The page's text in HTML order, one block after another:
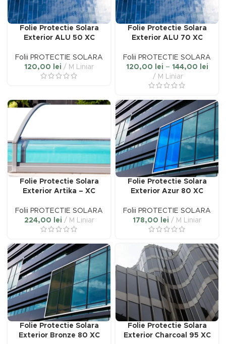
lei
lei
Folie Protectie Solara
Exterior ALU 50 XC
Folii PROTECTIE SOLARA
120,00
lei M Liniar
Folie Protectie Solara
Exterior ALU 70 XC
Folii PROTECTIE SOLARA
120,00
lei – 144,00 lei
până
M Liniar
Folie Protectie Solara
Exterior Artika – XC
Folii PROTECTIE SOLARA
224,00
lei M Liniar
Folie Protectie Solara
Exterior Azur 80 XC
Folii PROTECTIE SOLARA
178,00
lei M Liniar
Folie Protectie Solara
Exterior Bronze 80 XC
Folie Protectie Solara
Exterior Charcoal 95 XC